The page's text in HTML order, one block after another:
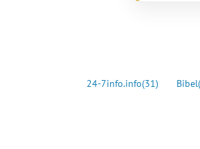
24-7info.info(31) Bibel